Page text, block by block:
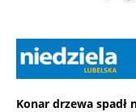
Konar drzewa spadł